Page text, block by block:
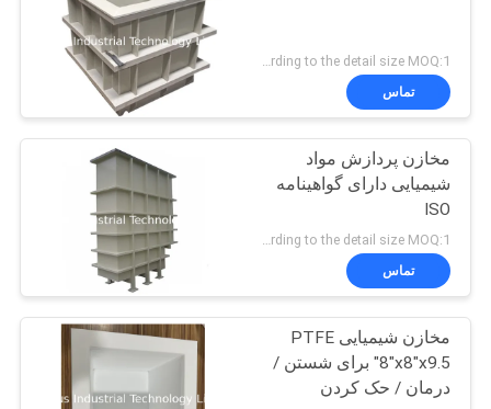
Price according to the detail size MOQ:1 عدد
تماس
مخازن پردازش مواد
شیمیایی دارای گواهینامه
ISO
Price according to the detail size MOQ:1 عدد
تماس
مخازن شیمیایی PTFE
8"x8"x9.5" برای شستن /
درمان / حک کردن